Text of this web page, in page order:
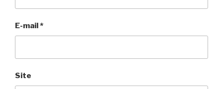
E-mail *
Site